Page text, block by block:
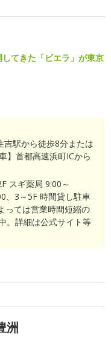
てきた「ビエラ」が東京
吉駅から徒歩8分または
】首都高速浜町ICから
スギ薬局 9:00～
、3～5F 時間貸し駐車
っては営業時間短縮の
。詳細は公式サイト等
洲